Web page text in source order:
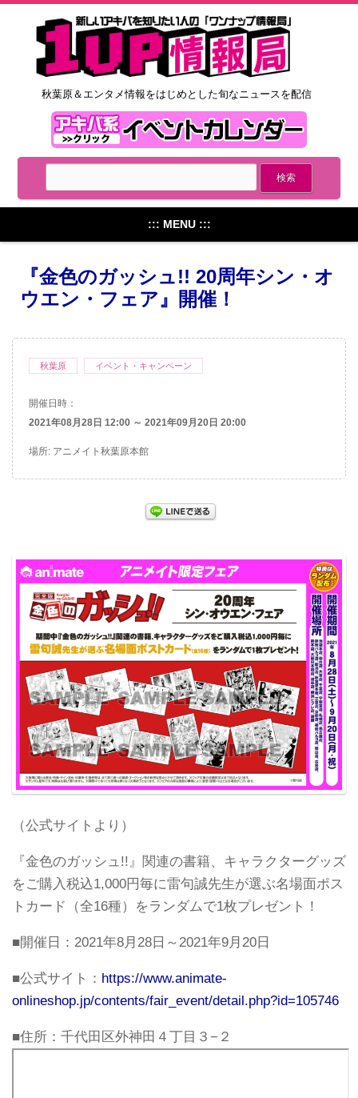
秋葉原＆エンタメ情報をはじめとした旬なニュースを配信
::: MENU :::
『金色のガッシュ!! 20周年シン・オ
ウエン・フェア』開催！
秋葉原 イベント・キャンペーン
開催日時：
2021年08月28日 12:00 ～ 2021年09月20日 20:00
場所: アニメイト秋葉原本館
（公式サイトより）
『金色のガッシュ!!』関連の書籍、キャラクターグッズ
をご購入税込1,000円毎に雷句誠先生が選ぶ名場面ポス
トカード（全16種）をランダムで1枚プレゼント！
■開催日：2021年8月28日～2021年9月20日
■公式サイト： https://www.animate-
onlineshop.jp/contents/fair_event/detail.php?id=105746
■住所：千代田区外神田４丁目３−２